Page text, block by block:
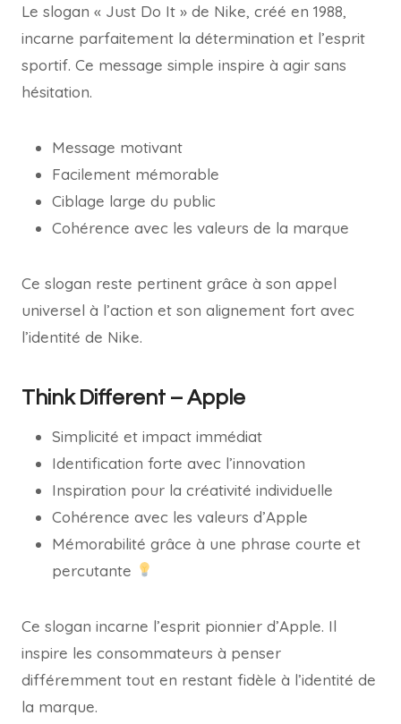
Le slogan « Just Do It » de Nike, créé en 1988,
incarne parfaitement la détermination et l’esprit
sportif. Ce message simple inspire à agir sans
hésitation.
Message motivant
Facilement mémorable
Ciblage large du public
Cohérence avec les valeurs de la marque
Ce slogan reste pertinent grâce à son appel
universel à l’action et son alignement fort avec
l’identité de Nike.
Think Different – Apple
Simplicité et impact immédiat
Identification forte avec l’innovation
Inspiration pour la créativité individuelle
Cohérence avec les valeurs d’Apple
Mémorabilité grâce à une phrase courte et
percutante
Ce slogan incarne l’esprit pionnier d’Apple. Il
inspire les consommateurs à penser
différemment tout en restant fidèle à l’identité de
la marque.